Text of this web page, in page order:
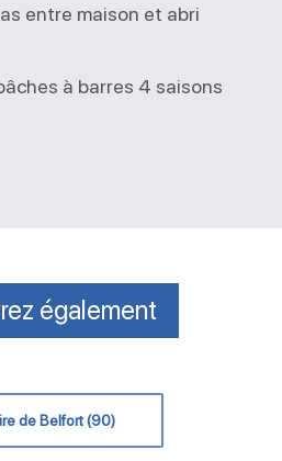
entre maison et abri
à barres 4 saisons
également
de Belfort (90)